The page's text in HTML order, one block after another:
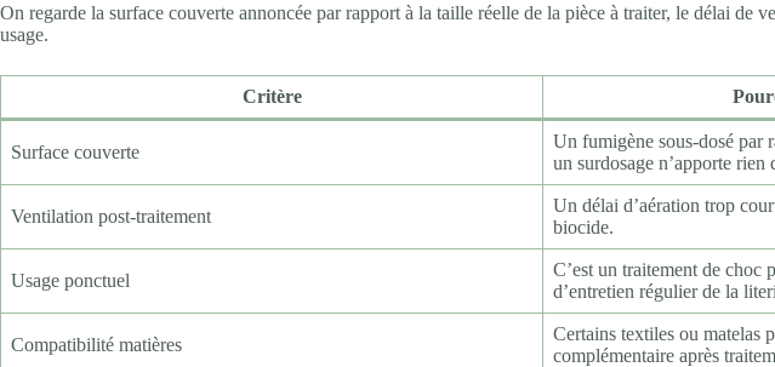
On regarde la surface couverte annoncée par rapport à la taille réelle de la pièce à traiter, le délai de
usage.
Critère
Surface couverte
Un fumigène sous-dosé par
un surdosage n’apporte rien
Ventilation post-traitement
Un délai d’aération trop
biocide.
Usage ponctuel
C’est un traitement de choc
d’entretien régulier de la
Compatibilité matières
Certains textiles ou matelas
complémentaire après